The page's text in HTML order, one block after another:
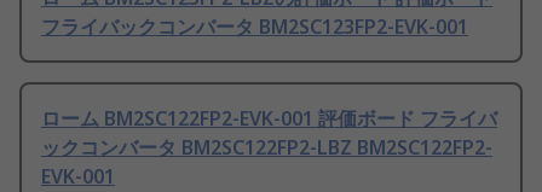
フライバックコンバータ BM2SC123FP2-EVK-001
ローム BM2SC122FP2-EVK-001 評価ボード フライバ
ックコンバータ BM2SC122FP2-LBZ BM2SC122FP2-
EVK-001